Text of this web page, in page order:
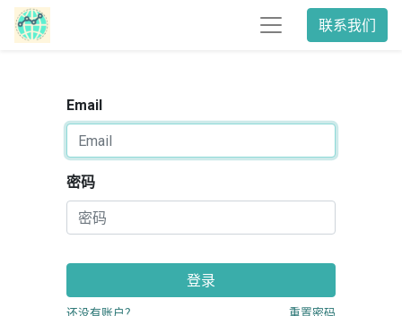
联系我们
Email
密码
登录
还没有账户？
重置密码